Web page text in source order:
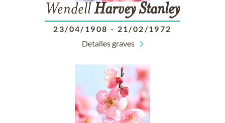
WendellHarveyStanley
23/04/1908 - 21/02/1972
Detalles graves